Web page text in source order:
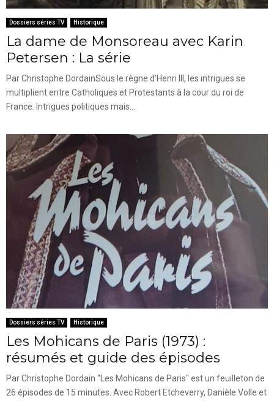
Dossiers séries TV Historique
La dame de Monsoreau avec Karin
Petersen : La série
Par Christophe DordainSous le règne d'Henri III, les intrigues se
multiplient entre Catholiques et Protestants à la cour du roi de
France. Intrigues politiques mais...
Dossiers séries TV Historique
Les Mohicans de Paris (1973) :
résumés et guide des épisodes
Par Christophe Dordain "Les Mohicans de Paris" est un feuilleton de
26 épisodes de 15 minutes. Avec Robert Etcheverry, Danièle Volle et